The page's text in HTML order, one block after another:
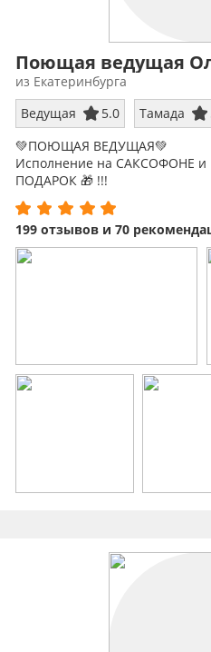
Поющая ведущая
из Екатеринбурга
Ведущая
5.0 Тамада
💚ПОЮЩАЯ ВЕДУЩАЯ💚
Исполнение на САКСОФОНЕ и
ПОДАРОК 🎁 !!!
89028773006
199 отзывов и 70